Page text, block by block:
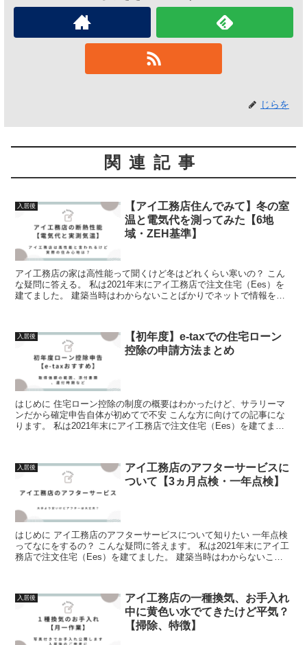
じらを
関連記事
入居後
【アイ工務店住んでみて】冬の室
温と電気代を測ってみた【6地
域・ZEH基準】
アイ工務店の家は高性能って聞くけど冬はどれくらい寒いの？ こん
な疑問に答える。 私は2021年末にアイ工務店で注文住宅（Ees）を
建てました。 建築当時はわからないことばかりでネットで情報を調
入居後
【初年度】e-taxでの住宅ローン
控除の申請方法まとめ
はじめに 住宅ローン控除の制度の概要はわかったけど、サラリーマ
ンだから確定申告自体が初めてで不安 こんな方に向けての記事にな
ります。 私は2021年末にアイ工務店で注文住宅（Ees）を建てまし
入居後
アイ工務店のアフターサービスに
ついて【3ヵ月点検・一年点検】
はじめに アイ工務店のアフターサービスについて知りたい 一年点検
ってなにをするの？ こんな疑問に答えます。 私は2021年末にアイ工
務店で注文住宅（Ees）を建てました。 建築当時はわからないこと
入居後
アイ工務店の一種換気、お手入れ
中に黄色い水でてきたけど平気？
【掃除、特徴】